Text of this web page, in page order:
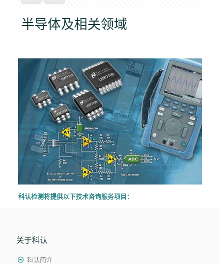
半导体及相关领域
科认检测将提供以下技术咨询服务项目：
关于科认
科认简介